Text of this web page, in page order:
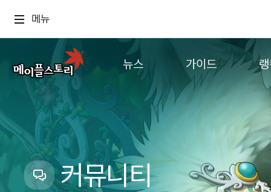
메뉴
뉴스
업데이트
이벤트
캐시샵 공지
메이플 알림판
with maple
가이드
추가정보
컨텐
커뮤니티